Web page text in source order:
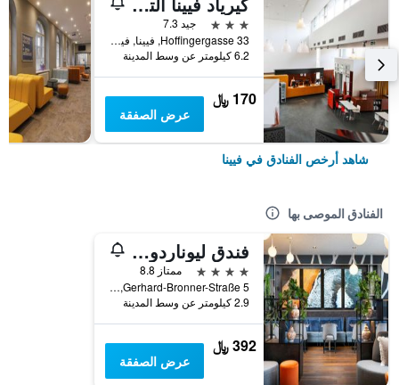
3 نجوم
جيد 7.3
Hoffingergasse 33, فيينا, فيينا, النمسا
6.2 كيلومتر عن وسط المدينة
170 ﷼
عرض الصفقة
شاهد أرخص الفنادق في فيينا
الفنادق الموصى بها
فندق ليوناردو فيينا هابتبانهوف
4 نجوم
ممتاز 8.8
Gerhard-Bronner-Straße 5, فيينا, فيينا, النمسا
2.9 كيلومتر عن وسط المدينة
392 ﷼
عرض الصفقة